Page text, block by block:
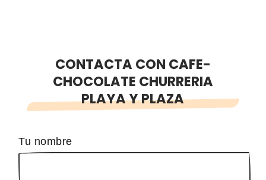
CONTACTA CON CAFE-
CHOCOLATE CHURRERIA
PLAYA Y PLAZA
Tu nombre